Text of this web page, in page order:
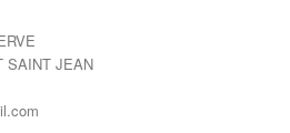
SAINT JEAN